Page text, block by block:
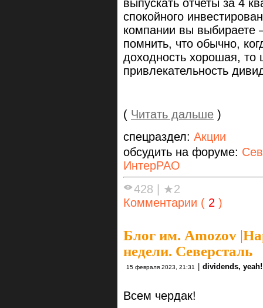
выпускать отчеты за 4
спокойного
компании вы выбираете
помнить, что обычно,
доходность хорошая, то
привлекательность
( Читать дальше )
спецраздел: Акции
обсудить на форуме:
ИнтерРАО
428 | ★2
Комментарии ( 2 )
Блог им. Amozov |
недели. Северсталь
15 февраля 2023, 21:31 | dividends, yeah!
Всем чердак!